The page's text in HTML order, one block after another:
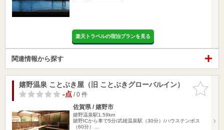
楽天トラベルの宿泊プランを見る
関連情報から探す
お気に入
りに追加
嬉野温泉 ことぶき屋（旧 ことぶきグローバルイン）
-点/ 0 件
佐賀県 / 嬉野市
嬉野温泉駅1.59km
嬉野ICから車で5分/武雄温泉駅（30分）/ハウステンボス
（60分）…